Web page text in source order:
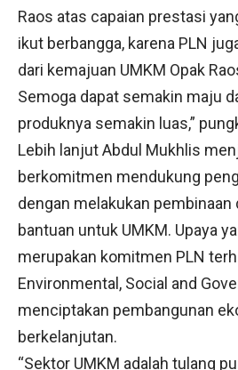
Raos atas capaian prestasi
ikut berbangga, karena PLN
dari kemajuan UMKM Opak
Semoga dapat semakin maju
produknya semakin luas,”
Lebih lanjut Abdul Mukhlis
berkomitmen mendukung
dengan melakukan pembinaan
bantuan untuk UMKM. Upaya
merupakan komitmen PLN
Environmental, Social and
menciptakan pembangunan
berkelanjutan.
“Sektor UMKM adalah tulang